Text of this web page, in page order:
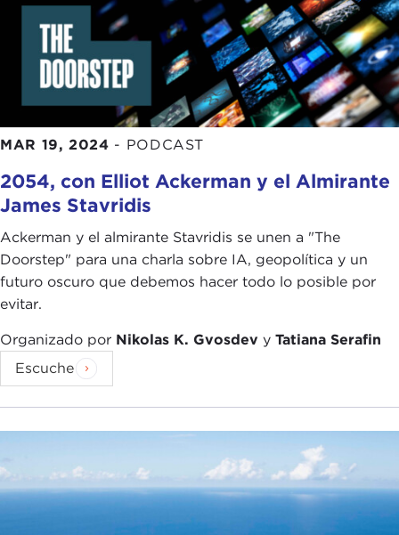
MAR 19, 2024 - PODCAST
2054, con Elliot Ackerman y el Almirante
James Stavridis
Ackerman y el almirante Stavridis se unen a "The
Doorstep" para una charla sobre IA, geopolítica y un
futuro oscuro que debemos hacer todo lo posible por
evitar.
Organizado por Nikolas K. Gvosdev y Tatiana Serafin
Escuche